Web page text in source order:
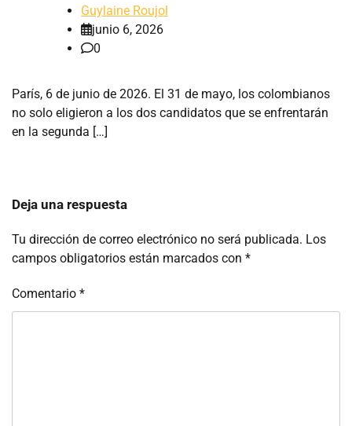
Guylaine Roujol
junio 6, 2026
0
París, 6 de junio de 2026. El 31 de mayo, los colombianos
no solo eligieron a los dos candidatos que se enfrentarán
en la segunda […]
Deja una respuesta
Tu dirección de correo electrónico no será publicada. Los
campos obligatorios están marcados con *
Comentario *